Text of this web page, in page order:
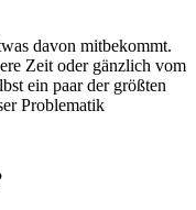
davon mitbekommt.
Zeit oder gänzlich vom
ein paar der größten
Problematik